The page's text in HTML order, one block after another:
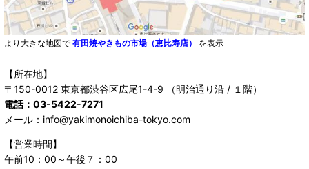
より大きな地図で 有田焼やきもの市場（恵比寿店） を表示
【所在地】
〒150-0012 東京都渋谷区広尾1-4-9 （明治通り沿 / １階）
電話：03-5422-7271
メール：info@yakimonoichiba-tokyo.com
【営業時間】
午前10：00～午後７：00